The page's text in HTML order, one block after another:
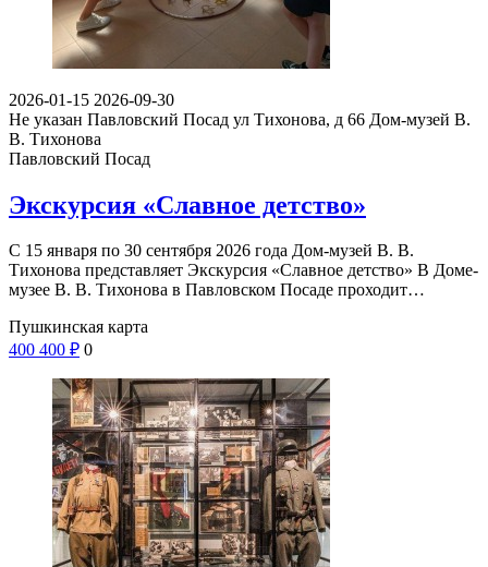
2026-01-15 2026-09-30
Не указан Павловский Посад ул Тихонова, д 66 Дом-музей В.
В. Тихонова
Павловский Посад
Экскурсия «Славное детство»
С 15 января по 30 сентября 2026 года Дом-музей В. В.
Тихонова представляет Экскурсия «Славное детство» В Доме-
музее В. В. Тихонова в Павловском Посаде проходит…
Пушкинская карта
400 400 ₽ 0